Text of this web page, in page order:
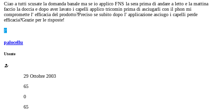
Ciao a tutti scusate la domanda banale ma se io applico FNS la sera prima di andare a letto e la mattina
faccio la doccia e dopo aver lavato i capelli applico tricomin prima di asciugarli con il phon mi
compromette l' efficacia del prodotto?Preciso se subito dopo l' applicazione asciugo i capelli perde
efficacia?Grazie per le risposte!
P
palocellu
Utente
29 Ottobre 2003
65
0
65